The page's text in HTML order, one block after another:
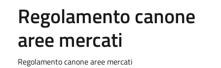
Regolamento canone
aree mercati
Regolamento canone aree mercati